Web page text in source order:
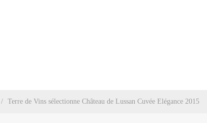
Terre de Vins sélectionne Château de Lussan Cuvée Elégance 2015